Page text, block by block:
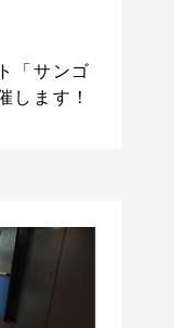
「サンゴ
します！